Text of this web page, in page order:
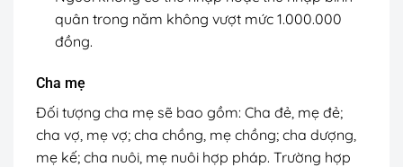
quân trong năm không vượt mức 1.000.000
đồng.
Cha mẹ
Đối tượng cha mẹ sẽ bao gồm: Cha đẻ, mẹ đẻ;
cha vợ, mẹ vợ; cha chồng, mẹ chồng; cha dượng,
mẹ kế; cha nuôi, mẹ nuôi hợp pháp. Trường hợp